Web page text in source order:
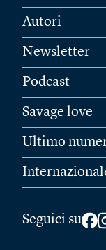
Autori
Newsletter
Podcast
Savage love
Ultimo
Seguici su